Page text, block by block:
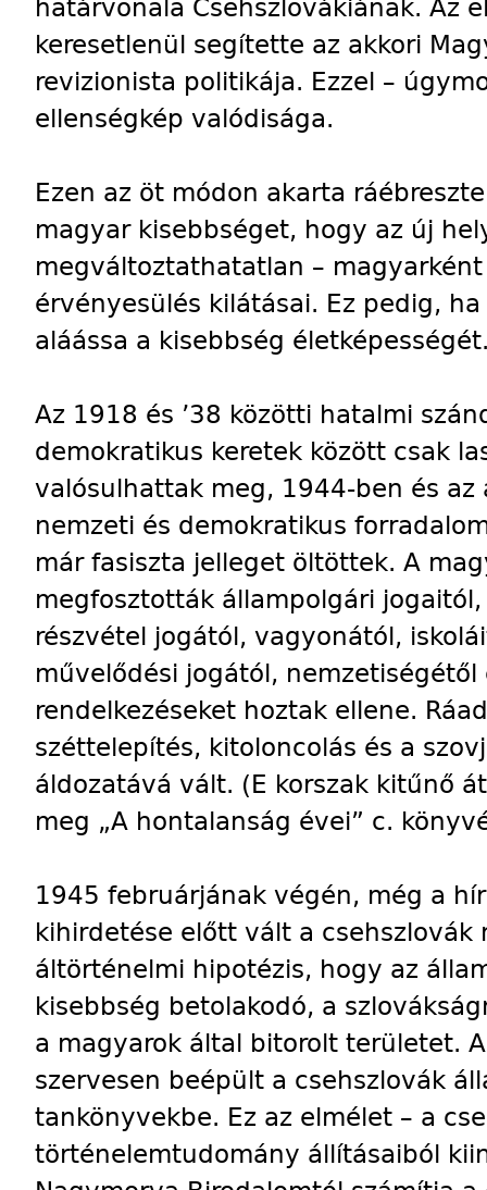
határvonala Csehszlovákiának. Az
keresetlenül segítette az akkori
revizionista politikája. Ezzel –
ellenségkép valódisága.
Ezen az öt módon akarta
magyar kisebbséget, hogy az új
megváltoztathatatlan –
érvényesülés kilátásai. Ez pedig,
aláássa a kisebbség
Az 1918 és ’38 közötti hatalmi
demokratikus keretek között csak
valósulhattak meg, 1944-ben és
nemzeti és demokratikus
már fasiszta jelleget öltöttek. A
megfosztották állampolgári
részvétel jogától, vagyonától,
művelődési jogától,
rendelkezéseket hoztak ellene.
széttelepítés, kitoloncolás és a
áldozatává vált. (E korszak kitűnő
meg „A hontalanság évei” c.
1945 februárjának végén, még a
kihirdetése előtt vált a csehszlovák
áltörténelmi hipotézis, hogy az
kisebbség betolakodó, a
a magyarok által bitorolt területet.
szervesen beépült a csehszlovák
tankönyvekbe. Ez az elmélet – a
történelemtudomány állításaiból